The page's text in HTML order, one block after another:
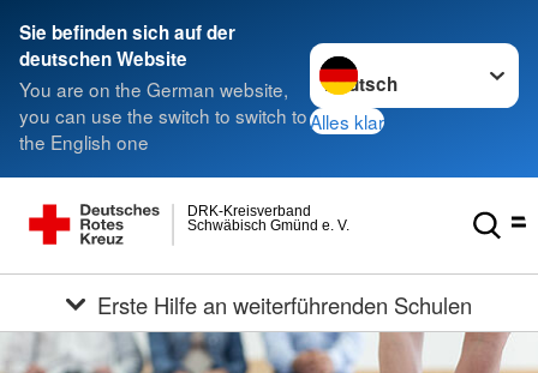
Sie befinden sich auf der
deutschen Website
You are on the German website,
you can use the switch to switch to
the English one
Sprache wechseln zu
Alles klar
Schwäbisch Gmünd e. V.
DRK-Kreisverband
Erste Hilfe an weiterführenden Schulen